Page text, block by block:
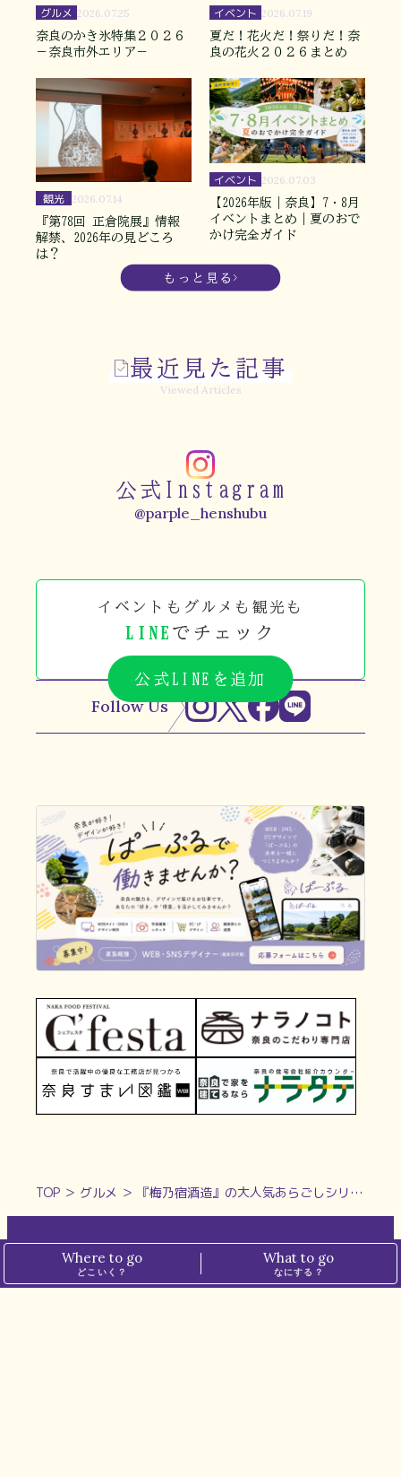
グルメ 2026.07.25
奈良のかき氷特集２０２６
－奈良市外エリア－
イベント 2026.07.19
夏だ！花火だ！祭りだ！奈
良の花火２０２６まとめ
観光 2026.07.14
『第78回 正倉院展』情報
解禁、2026年の見どころ
は？
イベント 2026.07.03
【2026年版｜奈良】7・8月
イベントまとめ｜夏のおで
かけ完全ガイド
もっと見る
最近見た記事
Viewed Articles
公式Instagram
@parple_henshubu
イベントもグルメも観光も
LINE でチェック
公式LINEを追加
Follow Us
TOP ＞ グルメ ＞ 『梅乃宿酒造』の大人気あらごしシリーズからパイン味が新登場！
Where to go
どこいく？
What to go
なにする？
ホーム プライバシーポリシー